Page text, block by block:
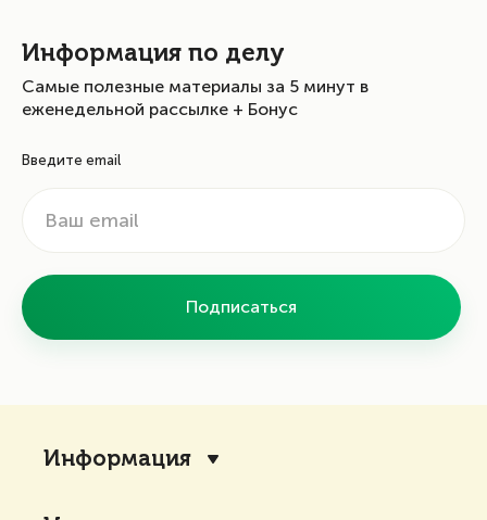
Информация по делу
Самые полезные материалы за 5 минут в
еженедельной рассылке + Бонус
Введите email
Подписаться
Информация